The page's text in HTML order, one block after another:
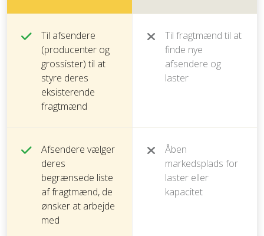
Til afsendere
(producenter og
grossister) til at
styre deres
eksisterende
fragtmænd
Til fragtmænd til at
finde nye
afsendere og
laster
Afsendere vælger
deres
begrænsede liste
af fragtmænd, de
ønsker at arbejde
med
Åben
markedsplads for
laster eller
kapacitet